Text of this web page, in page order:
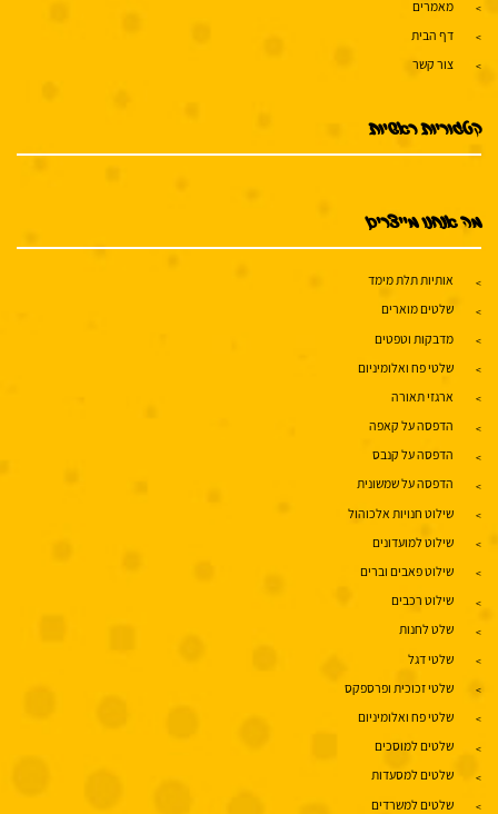
מאמרים
דף הבית
צור קשר
קטגוריות ראשיות
מה אנחנו מייצרים
אותיות תלת מימד
שלטים מוארים
מדבקות וטפטים
שלטי פח ואלומיניום
ארגזי תאורה
הדפסה על קאפה
הדפסה על קנבס
הדפסה על שמשונית
שילוט חנויות אלכוהול
שילוט למועדונים
שילוט פאבים וברים
שילוט רכבים
שלט לחנות
שלטי דגל
שלטי זכוכית ופרספקס
שלטי פח ואלומיניום
שלטים למוסכים
שלטים למסעדות
שלטים למשרדים